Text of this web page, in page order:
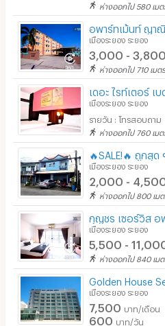
ห่างออกไป 580 เมต
อพาร์ทเม้นท์ ญา
เมืองระยอง ระยอง
3,000 - 3,800
ห่างออกไป 710 เมต
เดอะ ไรท์เตอร์ เ
เมืองระยอง ระยอง
รายวัน : โทรสอบถาม
ห่างออกไป 760 เมต
🔥SALE!🔥 ถูกสุ
เมืองระยอง ระยอง
2,000 -
ห่างออกไป 800 เม
กุญชร เซอร์วิส อ
เมืองระยอง ระยอง
5,500 -
ห่างออกไป 840 เม
Golden House
เมืองระยอง ระยอง
7,500 บาท/เดือน
600 บาท/วัน